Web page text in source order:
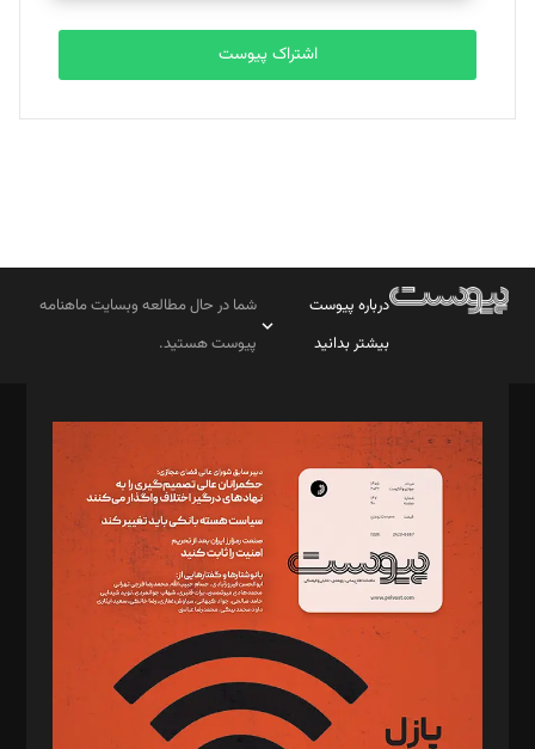
اشتراک پیوست
درباره پیوست
بیشتر بدانید
شما در حال مطالعه وبسایت ماهنامه
پیوست هستید.
مدیر مسئول: محمدباقر اثنی‌عشری
سردبیر: مهرک محمودی
دبیر تحریریه: میثم قاسمی
د‌بیر ناداستان: سمانه سمیع
د‌بیر خدمت و تجارت: ابوالفضل رجبی
د‌بیر حقوق فناوری: حسام‌الدین ایپکچی
د‌بیر پیوست جهان: مینا پاکدل
د‌بیر تحریریه آنلاین: بابک نقاش
تحریریه‌: مجتبی محمود‌ی، آرش برهمند، یسنا امان‌پور، سروش کرمیان،
مصطفی مسجدی آرانی، ابوالفضل رجبی، زهرا فکرانه، فائزه فتحی